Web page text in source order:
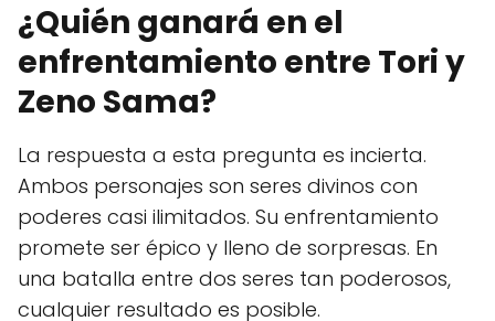
¿Quién ganará en el
enfrentamiento entre Tori y
Zeno Sama?
La respuesta a esta pregunta es incierta.
Ambos personajes son seres divinos con
poderes casi ilimitados. Su enfrentamiento
promete ser épico y lleno de sorpresas. En
una batalla entre dos seres tan poderosos,
cualquier resultado es posible.